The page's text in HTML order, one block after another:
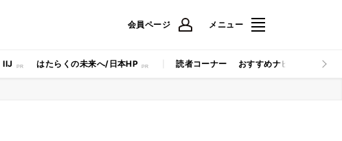
会員ページ メニュー
IIJ はたらくの未来へ/日本HP 読者コーナー おすすめナビ マイナビ